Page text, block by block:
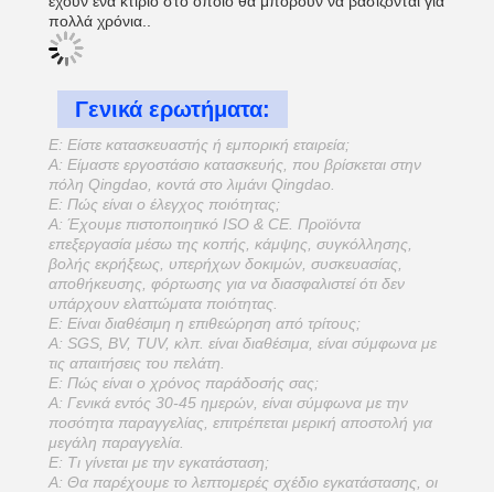
πολλά χρόνια..
Γενικά ερωτήματα:
Ε: Είστε κατασκευαστής ή εμπορική εταιρεία;
Α: Είμαστε εργοστάσιο κατασκευής, που βρίσκεται στην
πόλη Qingdao, κοντά στο λιμάνι Qingdao.
Ε: Πώς είναι ο έλεγχος ποιότητας;
Α: Έχουμε πιστοποιητικό ISO & CE. Προϊόντα
επεξεργασία μέσω της κοπής, κάμψης, συγκόλλησης,
βολής εκρήξεως, υπερήχων δοκιμών, συσκευασίας,
αποθήκευσης, φόρτωσης για να διασφαλιστεί ότι δεν
υπάρχουν ελαττώματα ποιότητας.
Ε: Είναι διαθέσιμη η επιθεώρηση από τρίτους;
Α: SGS, BV, TUV, κλπ. είναι διαθέσιμα, είναι σύμφωνα με
τις απαιτήσεις του πελάτη.
Ε: Πώς είναι ο χρόνος παράδοσής σας;
Α: Γενικά εντός 30-45 ημερών, είναι σύμφωνα με την
ποσότητα παραγγελίας, επιτρέπεται μερική αποστολή για
μεγάλη παραγγελία.
Ε: Τι γίνεται με την εγκατάσταση;
Α: Θα παρέχουμε το λεπτομερές σχέδιο εγκατάστασης, οι